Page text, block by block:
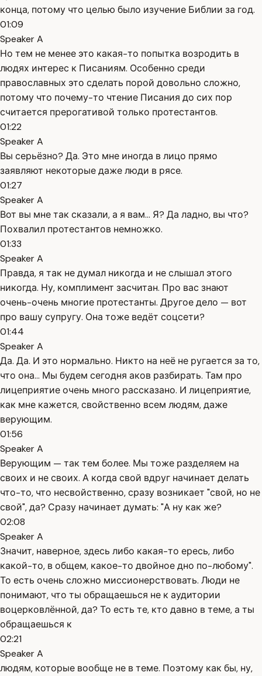
конца, потому что целью было изучение Библии за год.
01:09
Speaker A
Но тем не менее это какая-то попытка возродить в
людях интерес к Писаниям. Особенно среди
православных это сделать порой довольно сложно,
потому что почему-то чтение Писания до сих пор
считается прерогативой только протестантов.
01:22
Speaker A
Вы серьёзно? Да. Это мне иногда в лицо прямо
заявляют некоторые даже люди в рясе.
01:27
Speaker A
Вот вы мне так сказали, а я вам... Я? Да ладно, вы что?
Похвалил протестантов немножко.
01:33
Speaker A
Правда, я так не думал никогда и не слышал этого
никогда. Ну, комплимент засчитан. Про вас знают
очень-очень многие протестанты. Другое дело — вот
про вашу супругу. Она тоже ведёт соцсети?
01:44
Speaker A
Да. Да. И это нормально. Никто на неё не ругается за то,
что она... Мы будем сегодня аков разбирать. Там про
лицеприятие очень много рассказано. И лицеприятие,
как мне кажется, свойственно всем людям, даже
верующим.
01:56
Speaker A
Верующим — так тем более. Мы тоже разделяем на
своих и не своих. А когда свой вдруг начинает делать
что-то, что несвойственно, сразу возникает "свой, но не
свой", да? Сразу начинает думать: "А ну как же?
02:08
Speaker A
Значит, наверное, здесь либо какая-то ересь, либо
какой-то, в общем, какое-то двойное дно по-любому".
То есть очень сложно миссионерствовать. Люди не
понимают, что ты обращаешься не к аудитории
воцерковлённой, да? То есть те, кто давно в теме, а ты
обращаешься к
02:21
Speaker A
людям, которые вообще не в теме. Поэтому как бы, ну,